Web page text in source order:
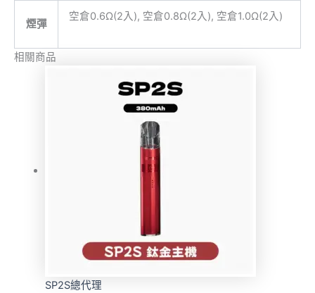
煙彈
空倉0.6Ω(2入), 空倉0.8Ω(2入), 空倉1.0Ω(2入)
相關商品
SP2S總代理